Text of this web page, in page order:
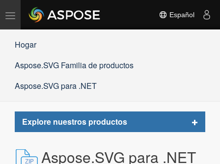
Alternar
navegación
Español
Hogar
Aspose.SVG Familia de productos
Aspose.SVG para .NET
Explore nuestros productos
Toggle
Aspose.SVG para .NET